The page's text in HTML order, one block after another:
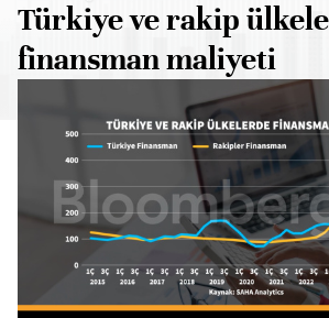
Türkiye ve rakip
finansman maliyeti